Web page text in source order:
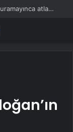
150 bin kişi tahliye edildi: Yangınları durduramayınca atları saldılar